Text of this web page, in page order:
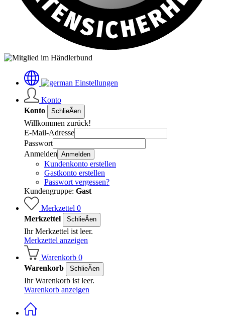
Einstellungen
Konto
Konto
SchlieÃen
Willkommen zurück!
E-Mail-Adresse
Passwort
Anmelden Anmelden
Kundenkonto erstellen
Gastkonto erstellen
Passwort vergessen?
Kundengruppe: Gast
Merkzettel 0
Merkzettel
SchlieÃen
Ihr Merkzettel ist leer.
Merkzettel anzeigen
Warenkorb 0
Warenkorb
SchlieÃen
Ihr Warenkorb ist leer.
Warenkorb anzeigen